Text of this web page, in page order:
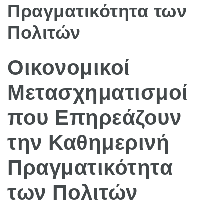
Πραγματικότητα των
Πολιτών
Οικονομικοί
Μετασχηματισμοί
που Επηρεάζουν
την Καθημερινή
Πραγματικότητα
των Πολιτών